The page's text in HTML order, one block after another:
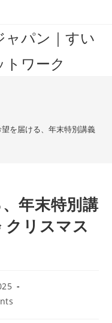
ャパン｜すい
ワーク
を届ける、年末特別講義『
年末特別講
クリスマス